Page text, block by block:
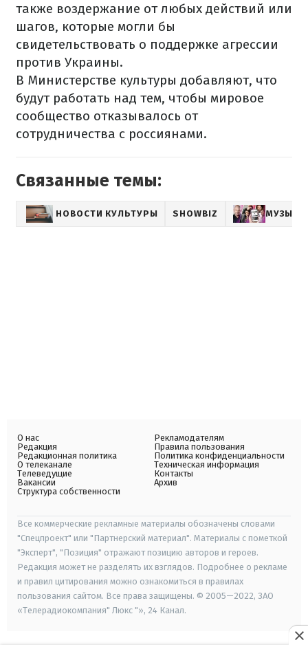
также воздержание от любых действий или
шагов, которые могли бы
свидетельствовать о поддержке агрессии
против Украины.
В Министерстве культуры добавляют, что
будут работать над тем, чтобы мировое
сообщество отказывалось от
сотрудничества с россиянами.
Связанные темы:
НОВОСТИ КУЛЬТУРЫ SHOWBIZ МУЗЫКА
О нас
Редакция
Редакционная политика
О телеканале
Телеведущие
Вакансии
Структура собственности
Рекламодателям
Правила пользования
Политика конфиденциальности
Техническая информация
Контакты
Архив
Все коммерческие рекламные материалы обозначены словами
"Спецпроект" или "Партнерский материал". Материалы с пометкой
"Эксперт", "Позиция" отражают позицию авторов и героев.
Редакция может не разделять их взглядов. Подробнее о рекламе
и правил цитирования можно ознакомиться в правилах
пользования сайтом. Все права защищены. © 2005—2022, ЗАО
«Телерадиокомпания" Люкс "», 24 Канал.